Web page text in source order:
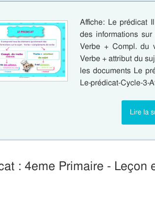
Affiche: Le prédicat
des informations
Verbe + Compl. du
Verbe + attribut du
les documents Le
Le-prédicat-Cycle-3-
Lire la
: 4eme Primaire - Leçon